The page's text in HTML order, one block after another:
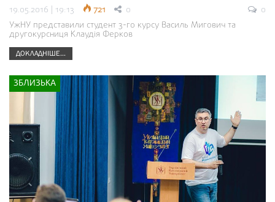
19.05.2016 | 19:13 721 0
0
УжНУ представили студент 3-го курсу Василь Мигович та
другокурсниця Клаудія Ферков
ДОКЛАДНІШЕ...
ЗБЛИЗЬКА